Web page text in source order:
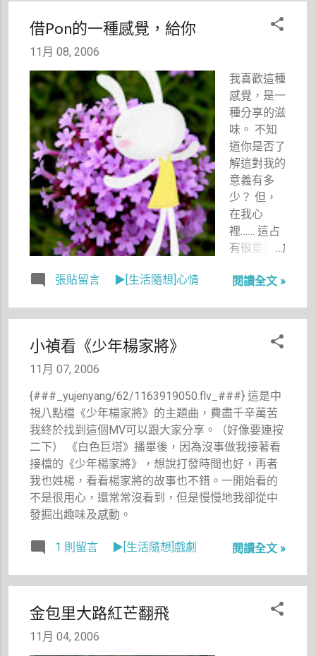
碟片使用上
程式，或是
看不懂書上
作者教導的
使用步驟，
如果問題不
大，我還可
以解決。但
是我印象很
深刻，有一
次我接到一
個難纏讀者
要取得書籍
方式(一般
作法我們是
請他將問題
者解
答。)，但
是那位先生
很不高興地
硬要作者的
聯絡方式，
還要上告總
編輯在嗎？
聽電話！」
最後潔希卡
當時疲倦的
我而言，再
的禮物了。
從此以後，
麻布茶坊的
抹茶牛奶滋
味永遠留存
在我心中，
雖然它的餐
點不見得有
多美味，但
是只要提起
抹茶牛奶，
我最先想到
的就是那一
杯。
借Pon的一種感覺，給你
11月 08, 2006
我喜歡這種
感覺，是一
種分享的滋
味。 不知
道你是否了
解這對我的
意義有多
少？ 但，
在我心
裡…… 這占
有很重要的
張貼留言
▶[生活隨想]心情 閱讀全文 »
小禎看《少年楊家將》
11月 07, 2006
{###_yujenyang/62/1163919050.flv_###} 這是中
視八點檔《少年楊家將》的主題曲，費盡千辛萬苦
我終於找到這個MV可以跟大家分享。（好像要連按
二下） 《白色巨塔》播畢後，因為沒事做我接著看
接檔的《少年楊家將》，想說打發時間也好，再者
我也姓楊，看看楊家將的故事也不錯。一開始看的
不是很用心，還常常沒看到，但是慢慢地我卻從中
發掘出趣味及感動。
1 則留言 ▶[生活隨想]戲劇 閱讀全文 »
金包里大路紅芒翻飛
11月 04, 2006